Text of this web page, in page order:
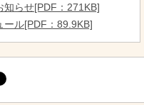
らせ[PDF：271KB]
ール[PDF：89.9KB]